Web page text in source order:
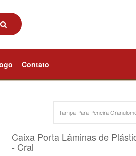
Contato
Tampa Para Peneira
Caixa Porta Lâminas de
- Cral